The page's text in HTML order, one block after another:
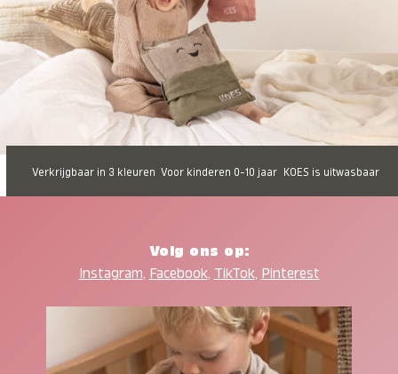
Verkrijgbaar in 3 kleuren Voor kinderen 0-10 jaar KOES is uitwasbaar
Volg ons op:
Instagram, Facebook, TikTok, Pinterest